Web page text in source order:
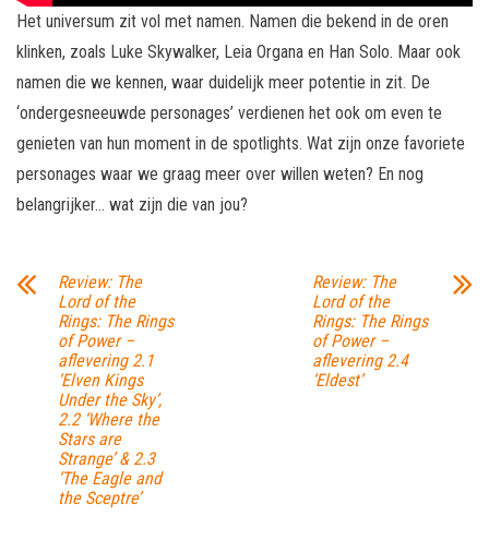
Het universum zit vol met namen. Namen die bekend in de oren
klinken, zoals Luke Skywalker, Leia Organa en Han Solo. Maar ook
namen die we kennen, waar duidelijk meer potentie in zit. De
‘ondergesneeuwde personages’ verdienen het ook om even te
genieten van hun moment in de spotlights. Wat zijn onze favoriete
personages waar we graag meer over willen weten? En nog
belangrijker… wat zijn die van jou?
Review: The
Lord of the
Rings: The Rings
of Power –
aflevering 2.1
‘Elven Kings
Under the Sky’,
2.2 ‘Where the
Stars are
Strange’ & 2.3
‘The Eagle and
the Sceptre’
Review: The
Lord of the
Rings: The Rings
of Power –
aflevering 2.4
‘Eldest’